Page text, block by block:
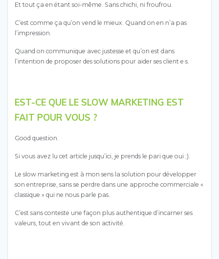
Et tout ça en étant soi-même. Sans chichi, ni froufrou.
C’est comme ça qu’on vend le mieux. Quand on en n’a pas
l’impression.
Quand on communique avec justesse et qu’on est dans
l’intention de proposer des solutions pour aider ses client·e·s.
EST-CE QUE LE SLOW MARKETING EST
FAIT POUR VOUS ?
Good question.
Si vous avez lu cet article jusqu’ici, je prends le pari que oui ;).
Le slow marketing est à mon sens la solution pour développer
son entreprise, sans se perdre dans une approche commerciale «
classique » qui ne nous parle pas.
C’est sans conteste une façon plus authentique d’incarner ses
valeurs, tout en vivant de son activité.